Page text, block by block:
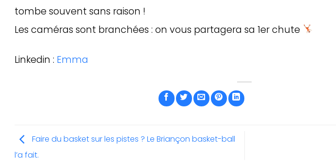
tombe souvent sans raison !
Les caméras sont branchées : on vous partagera sa 1er chute
Linkedin : Emma
Faire du basket sur les pistes ? Le Briançon basket-ball
l’a fait.